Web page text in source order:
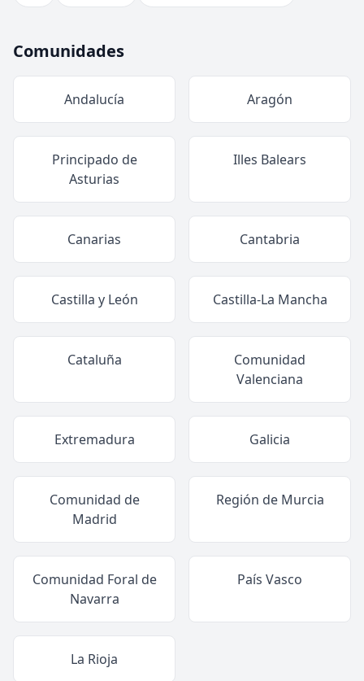
Comunidades
Andalucía Aragón
Principado de
Asturias
Illes Balears
Canarias Cantabria
Castilla y León Castilla-La Mancha
Cataluña
Comunidad
Valenciana
Extremadura Galicia
Comunidad de
Madrid
Región de Murcia
Comunidad Foral de
Navarra
País Vasco
La Rioja